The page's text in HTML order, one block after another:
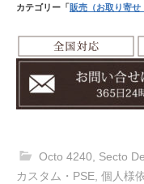
カテゴリー「販売（お取り寄せ
Octo 4240 Secto
カスタム・PSE 個人様